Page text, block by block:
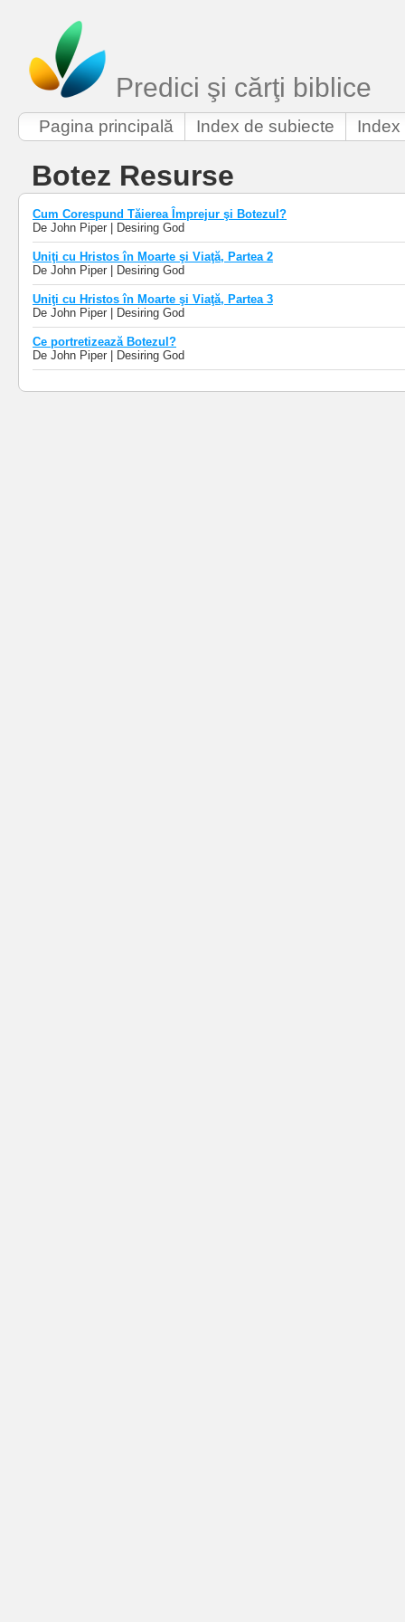
Predici şi cărţi biblice
Pagina principală Index de subiecte Index
Botez Resurse
Cum Corespund Tăierea Împrejur şi Botezul?
De John Piper | Desiring God
Uniţi cu Hristos în Moarte şi Viaţă, Partea 2
De John Piper | Desiring God
Uniţi cu Hristos în Moarte şi Viaţă, Partea 3
De John Piper | Desiring God
Ce portretizează Botezul?
De John Piper | Desiring God